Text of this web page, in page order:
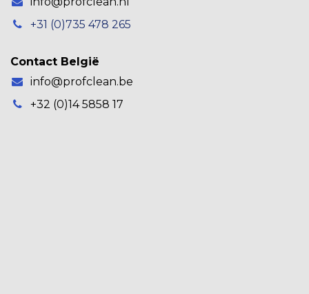
+31 (0)735 478 265
Contact België
info@profclean.be
+32 (0)14 5858 17